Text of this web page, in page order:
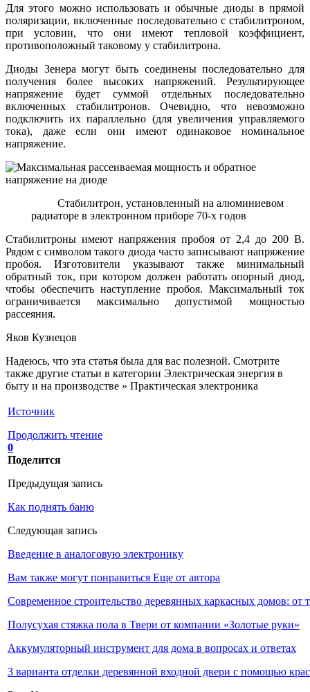
Для этого можно использовать и обычные диоды в прямой
поляризации, включенные последовательно с стабилитроном,
при условии, что они имеют тепловой коэффициент,
противоположный таковому у стабилитрона.
Диоды Зенера могут быть соединены последовательно для
получения более высоких напряжений. Результирующее
напряжение будет суммой отдельных последовательно
включенных стабилитронов. Очевидно, что невозможно
подключить их параллельно (для увеличения управляемого
тока), даже если они имеют одинаковое номинальное
напряжение.
Стабилитрон, установленный на алюминиевом
радиаторе в электронном приборе 70-х годов
Стабилитроны имеют напряжения пробоя от 2,4 до 200 В.
Рядом с символом такого диода часто записывают напряжение
пробоя. Изготовители указывают также минимальный
обратный ток, при котором должен работать опорный диод,
чтобы обеспечить наступление пробоя. Максимальный ток
ограничивается максимально допустимой мощностью
рассеяния.
Яков Кузнецов
Надеюсь, что эта статья была для вас полезной. Смотрите
также другие статьи в категории Электрическая энергия в
быту и на производстве » Практическая электроника
Источник
Продолжить чтение
0
Поделится
Предыдущая запись
Как поднять баню
Следующая запись
Введение в аналоговую электронику
Вам также могут понравиться Еще от автора
Современное строительство деревянных каркасных домов:
Полусухая стяжка пола в Твери от компании «Золотые руки»
Аккумуляторный инструмент для дома в вопросах и ответах
3 варианта отделки деревянной входной двери с помощью